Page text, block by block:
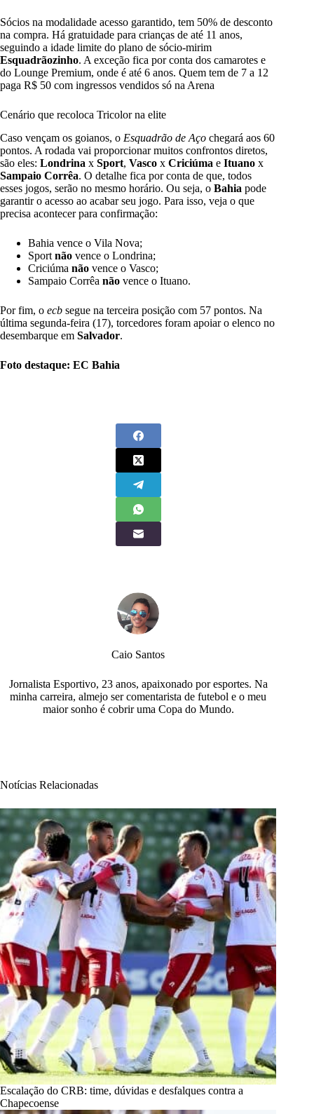
Sócios na modalidade acesso garantido, tem 50% de desconto
na compra. Há gratuidade para crianças de até 11 anos,
seguindo a idade limite do plano de sócio-mirim
Esquadrãozinho. A exceção fica por conta dos camarotes e
do Lounge Premium, onde é até 6 anos. Quem tem de 7 a 12
paga R$ 50 com ingressos vendidos só na Arena
Cenário que recoloca Tricolor na elite
Caso vençam os goianos, o Esquadrão de Aço chegará aos 60
pontos. A rodada vai proporcionar muitos confrontos diretos,
são eles: Londrina x Sport, Vasco x Criciúma e Ituano x
Sampaio Corrêa. O detalhe fica por conta de que, todos
esses jogos, serão no mesmo horário. Ou seja, o Bahia pode
garantir o acesso ao acabar seu jogo. Para isso, veja o que
precisa acontecer para confirmação:
Bahia vence o Vila Nova;
Sport não vence o Londrina;
Criciúma não vence o Vasco;
Sampaio Corrêa não vence o Ituano.
Por fim, o ecb segue na terceira posição com 57 pontos. Na
última segunda-feira (17), torcedores foram apoiar o elenco no
desembarque em Salvador.
Foto destaque: EC Bahia
Caio Santos
Jornalista Esportivo, 23 anos, apaixonado por esportes. Na
minha carreira, almejo ser comentarista de futebol e o meu
maior sonho é cobrir uma Copa do Mundo.
Notícias Relacionadas
Escalação do CRB: time, dúvidas e desfalques contra a
Chapecoense